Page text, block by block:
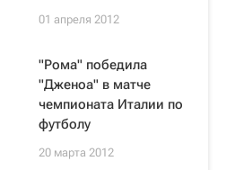
01 апреля 2012
"Рома" победила
"Дженоа" в матче
чемпионата Италии по
футболу
20 марта 2012